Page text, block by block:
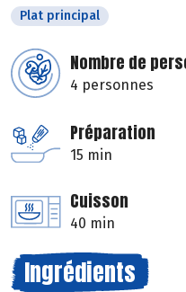
Plat principal
Nombre de
4 personnes
Préparation
15 min
Cuisson
40 min
Ingrédients